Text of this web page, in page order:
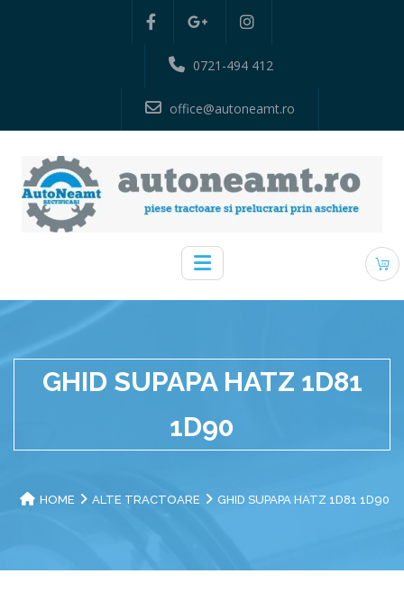
0721-494 412
office@autoneamt.ro
GHID SUPAPA HATZ 1D81
1D90
HOME ALTE TRACTOARE GHID SUPAPA HATZ 1D81 1D90